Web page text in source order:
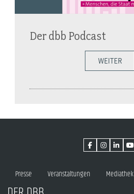
Der dbb Podcast
WEITER
Presse Veranstaltungen Mediathek